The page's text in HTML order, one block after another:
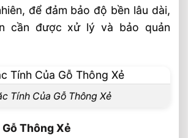
để đảm bảo độ bền lâu dài,
cần được xử lý và bảo quản
Tính Của Gỗ Thông Xẻ
Thông Xẻ